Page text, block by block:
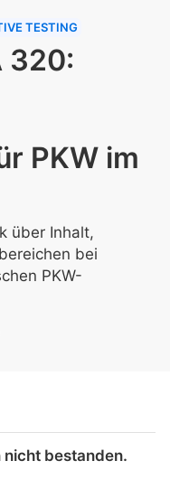
TESTING
320:
PKW im
über Inhalt,
bei
PKW-
nicht bestanden.